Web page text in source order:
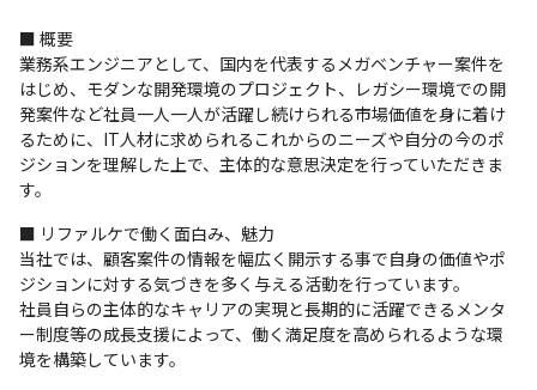
■ 概要
業務系エンジニアとして、国内を代表するメガベンチャー案件を
はじめ、モダンな開発環境のプロジェクト、レガシー環境での開
発案件など社員一人一人が活躍し続けられる市場価値を身に着け
るために、IT人材に求められるこれからのニーズや自分の今のポ
ジションを理解した上で、主体的な意思決定を行っていただきま
す。
■ リファルケで働く面白み、魅力
当社では、顧客案件の情報を幅広く開示する事で自身の価値やポ
ジションに対する気づきを多く与える活動を行っています。
社員自らの主体的なキャリアの実現と長期的に活躍できるメンタ
ー制度等の成長支援によって、働く満足度を高められるような環
境を構築しています。